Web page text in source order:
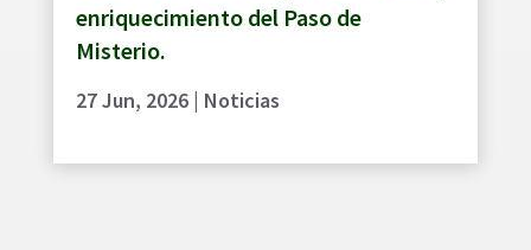
enriquecimiento del Paso de
Misterio.
27 Jun, 2026| Noticias